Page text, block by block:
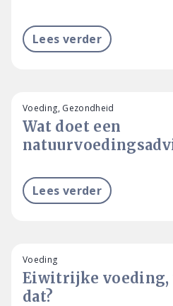
Lees verder
Wat doet een
Voeding, Gezondheid
Lees verder
Eiwitrijke voeding,
dat?
Voeding